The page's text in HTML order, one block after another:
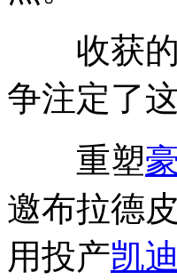
收获的
争注定了
重塑
邀布拉德
用投产凯